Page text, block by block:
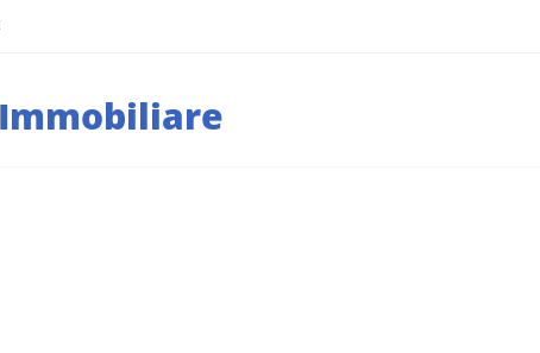
RSS
Immobiliare